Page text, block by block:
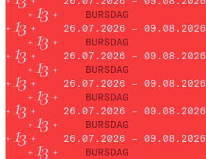
BURSDAG
26.07.2026 – 09.08.2026
BURSDAG
26.07.2026 – 09.08.2026
BURSDAG
26.07.2026 – 09.08.2026
BURSDAG
26.07.2026 – 09.08.2026
BURSDAG
26.07.2026 – 09.08.2026
BURSDAG